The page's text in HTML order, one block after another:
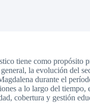
tiene como propósito
la evolución del
durante el
a lo largo del tiempo,
cobertura y gestión